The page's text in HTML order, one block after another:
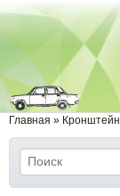
Перейти к
Skip to search
Вы здесь
Главная »
Форма
Поиск